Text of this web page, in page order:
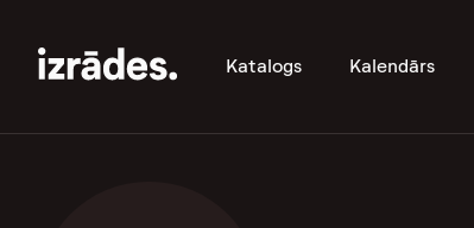
Katalogs Kalendārs